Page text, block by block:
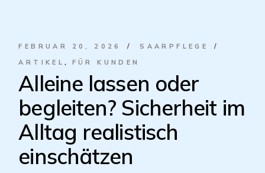
FEBRUAR 20, 2026
SAARPFLEGE
ARTIKEL
FÜR KUNDEN
Alleine lassen oder
begleiten? Sicherheit im
Alltag realistisch
einschätzen